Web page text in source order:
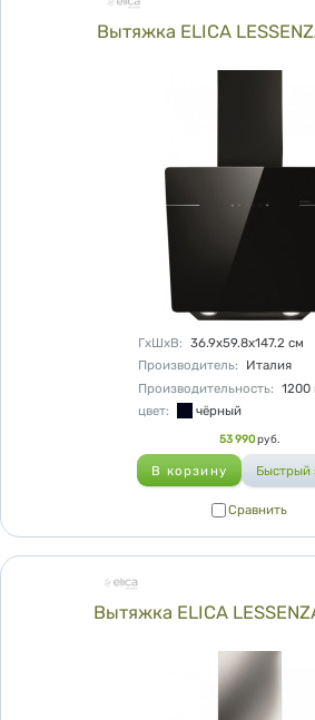
Вытяжка ELICA
Характеристики
ГхШхВ: 36.9х59.8х147.2 см
Производитель:
Италия
Производительность: 1200
цвет: чёрный
53 990 руб.
Сравнить
Вытяжка ELICA